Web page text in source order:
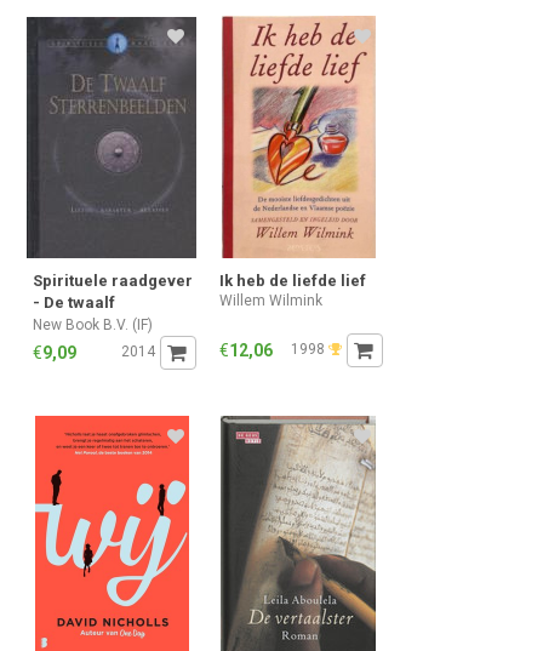
Spirituele raadgever
- De twaalf
sterrenbeelden -
liefde, karakter,
relaties
New Book B.V. (IF)
€9,09 2014
Ik heb de liefde lief
Willem Wilmink
€12,06 1998